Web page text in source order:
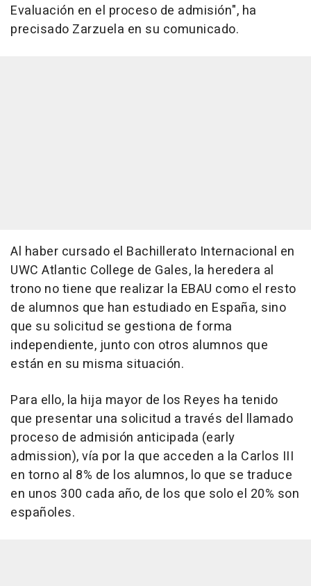
Evaluación en el proceso de admisión", ha
precisado Zarzuela en su comunicado.
Al haber cursado el Bachillerato Internacional en
UWC Atlantic College de Gales, la heredera al
trono no tiene que realizar la EBAU como el resto
de alumnos que han estudiado en España, sino
que su solicitud se gestiona de forma
independiente, junto con otros alumnos que
están en su misma situación.
Para ello, la hija mayor de los Reyes ha tenido
que presentar una solicitud a través del llamado
proceso de admisión anticipada (early
admission), vía por la que acceden a la Carlos III
en torno al 8% de los alumnos, lo que se traduce
en unos 300 cada año, de los que solo el 20% son
españoles.